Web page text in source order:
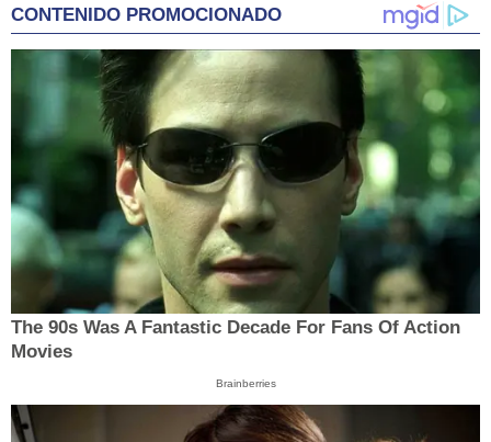
CONTENIDO PROMOCIONADO
The 90s Was A Fantastic Decade For Fans Of Action
Movies
Brainberries